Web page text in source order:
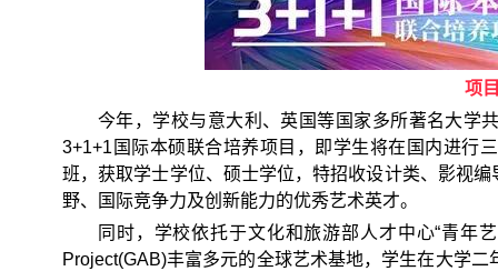
项
今年，学校与意大利、英国等国家多所著名大学
3+1+1国际本硕联合培养项目，即学生将在国内进行
班，获取学士学位、硕士学位，特招收设计类、影视
野、国际竞争力及创新能力的优秀艺术英才。
同时，学校依托于文化和旅游部人才中心“青年
Project(GAB)丰富多元的全球艺术基地，学生在大学